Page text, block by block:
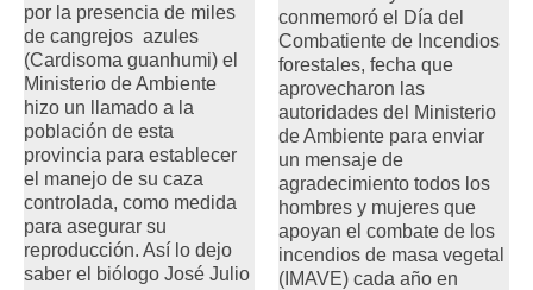
por la presencia de miles
de cangrejos azules
(Cardisoma guanhumi) el
Ministerio de Ambiente
hizo un llamado a la
población de esta
provincia para establecer
el manejo de su caza
controlada, como medida
para asegurar su
reproducción. Así lo dejo
saber el biólogo José Julio
conmemoró el Día del
Combatiente de Incendios
forestales, fecha que
aprovecharon las
autoridades del Ministerio
de Ambiente para enviar
un mensaje de
agradecimiento todos los
hombres y mujeres que
apoyan el combate de los
incendios de masa vegetal
(IMAVE) cada año en